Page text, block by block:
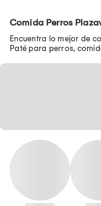
Comida Perros
Encuentra lo mejor de
Paté para perros,